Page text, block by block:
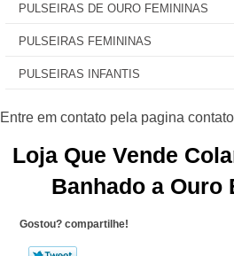
PULSEIRAS DE OURO FEMININAS
PULSEIRAS FEMININAS
PULSEIRAS INFANTIS
Loja Que Vende
Banhado a Ouro
Gostou? compartilhe!